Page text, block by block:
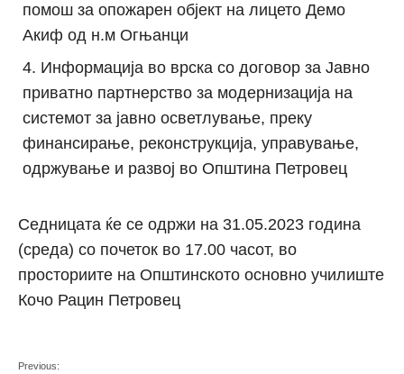
помош за опожарен објект на лицето Демо
Акиф од н.м Огњанци
Информација во врска со договор за Јавно
приватно партнерство за модернизација на
системот за јавно осветлување, преку
финансирање, реконструкција, управување,
одржување и развој во Општина Петровец
Седницата ќе се одржи на 31.05.2023 година
(среда) со почеток во 17.00 часот, во
просториите на Општинското основно училиште
Кочо Рацин Петровец
Previous: